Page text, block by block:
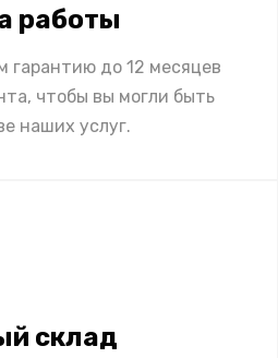
работы
гарантию до 12 месяцев
чтобы вы могли быть
наших услуг.
склад